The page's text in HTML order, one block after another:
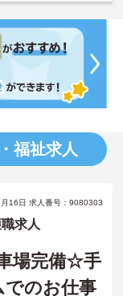
福祉求人
16日 求人番号：9080303
求人
場完備☆手
でのお仕事